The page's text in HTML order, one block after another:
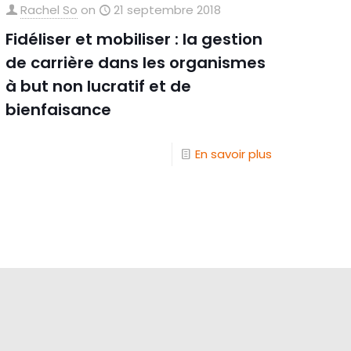
Rachel So on 21 septembre 2018
Fidéliser et mobiliser : la gestion
de carrière dans les organismes
à but non lucratif et de
bienfaisance
En savoir plus